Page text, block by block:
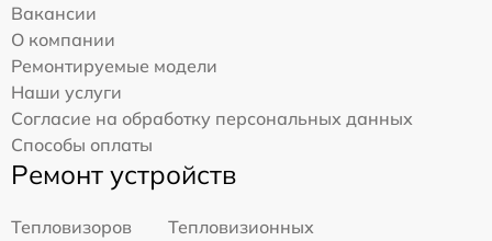
Вакансии
О компании
Ремонтируемые модели
Наши услуги
Согласие на обработку персональных данных
Способы оплаты
Ремонт устройств
Тепловизоров
Тепловизионных